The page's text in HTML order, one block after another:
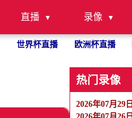
直播 录像
世界杯直播 欧洲杯直播
热门录像